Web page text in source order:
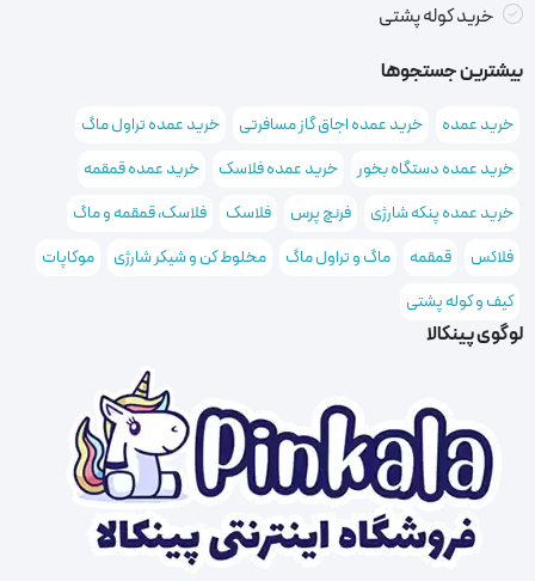
خرید کوله پشتی
بیشترین جستجوها
خرید عمده خرید عمده اجاق گاز مسافرتی
خرید عمده تراول ماگ
خرید عمده دستگاه بخور
خرید عمده فلاسک
خرید عمده قمقمه
خرید عمده پنکه شارژی
فرنچ پرس فلاسک
فلاسک، قمقمه و ماگ
فلاکس
قمقمه ماگ و تراول ماگ مخلوط کن و شیکر شارژی
موکاپات
کیف و کوله پشتی
لوگوی پینکالا